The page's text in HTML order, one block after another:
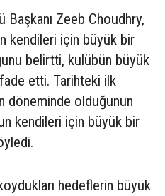
Başkanı Zeeb Choudhry,
kendileri için büyük bir
belirtti, kulübün büyük
etti. Tarihteki ilk
döneminde olduğunun
kendileri için büyük bir
hedeflerin büyük